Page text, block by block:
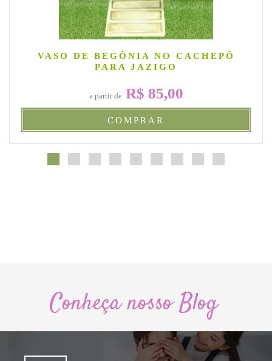
VASO DE BEGÔNIA NO CACHEPÔ
PARA JAZIGO
a partir deR$ 85,00
COMPRAR
Conheça nosso Blog